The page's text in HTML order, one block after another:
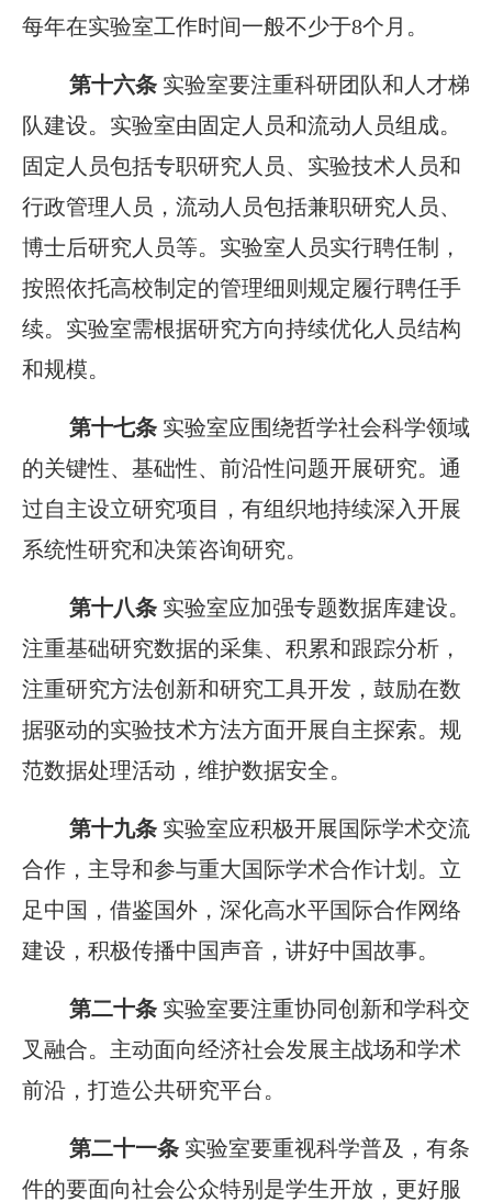
每年在实验室工作时间一般不少于8个月。
第十六条 实验室要注重科研团队和人才梯
队建设。实验室由固定人员和流动人员组成。
固定人员包括专职研究人员、实验技术人员和
行政管理人员，流动人员包括兼职研究人员、
博士后研究人员等。实验室人员实行聘任制，
按照依托高校制定的管理细则规定履行聘任手
续。实验室需根据研究方向持续优化人员结构
和规模。
第十七条 实验室应围绕哲学社会科学领域
的关键性、基础性、前沿性问题开展研究。通
过自主设立研究项目，有组织地持续深入开展
系统性研究和决策咨询研究。
第十八条 实验室应加强专题数据库建设。
注重基础研究数据的采集、积累和跟踪分析，
注重研究方法创新和研究工具开发，鼓励在数
据驱动的实验技术方法方面开展自主探索。规
范数据处理活动，维护数据安全。
第十九条 实验室应积极开展国际学术交流
合作，主导和参与重大国际学术合作计划。立
足中国，借鉴国外，深化高水平国际合作网络
建设，积极传播中国声音，讲好中国故事。
第二十条 实验室要注重协同创新和学科交
叉融合。主动面向经济社会发展主战场和学术
前沿，打造公共研究平台。
第二十一条 实验室要重视科学普及，有条
件的要面向社会公众特别是学生开放，更好服